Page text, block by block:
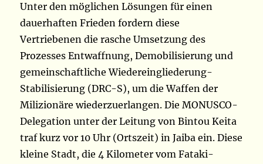
Unter den möglichen Lösungen für einen
dauerhaften Frieden fordern diese
Vertriebenen die rasche Umsetzung des
Prozesses Entwaffnung, Demobilisierung und
gemeinschaftliche Wiedereingliederung-
Stabilisierung (DRC-S), um die Waffen der
Milizionäre wiederzuerlangen. Die MONUSCO-
Delegation unter der Leitung von Bintou Keita
traf kurz vor 10 Uhr (Ortszeit) in Jaiba ein. Diese
kleine Stadt, die 4 Kilometer vom Fataki-